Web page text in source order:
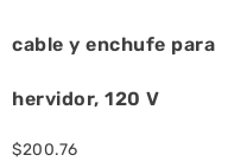
cable y enchufe para
hervidor, 120 V
$200.76